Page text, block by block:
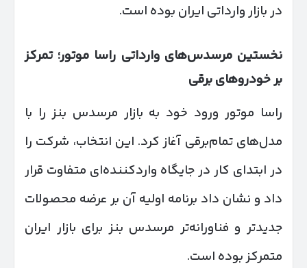
در بازار وارداتی ایران بوده است.
نخستین مرسدس‌های وارداتی راسا موتور؛ تمرکز
بر خودروهای برقی
راسا موتور ورود خود به بازار مرسدس بنز را با
مدل‌های تمام‌برقی آغاز کرد. این انتخاب، شرکت را
در ابتدای کار در جایگاه واردکننده‌ای متفاوت قرار
داد و نشان داد برنامه اولیه آن بر عرضه محصولات
جدیدتر و فناورانه‌تر مرسدس بنز برای بازار ایران
متمرکز بوده است.